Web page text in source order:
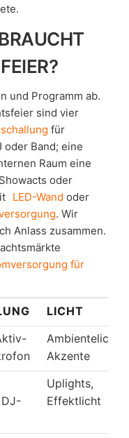
und Programm ab.
sind vier
für
oder Band; eine
Raum eine
oder
LED-Wand oder
. Wir
Anlass zusammen.
für
LICHT
Ambientelicht,
Akzente
Uplights,
Effektlicht